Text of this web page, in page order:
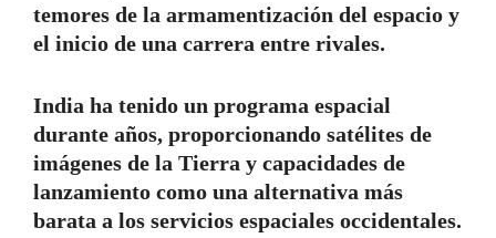
temores de la armamentización del espacio y
el inicio de una carrera entre rivales.
India ha tenido un programa espacial
durante años, proporcionando satélites de
imágenes de la Tierra y capacidades de
lanzamiento como una alternativa más
barata a los servicios espaciales occidentales.